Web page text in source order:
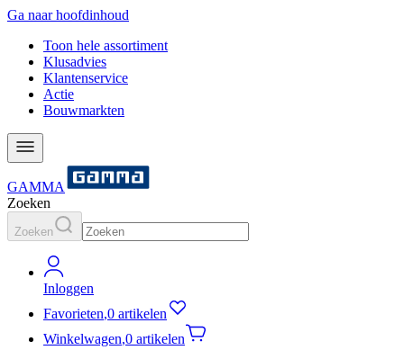
Ga naar hoofdinhoud
Toon hele assortiment
Klusadvies
Klantenservice
Actie
Bouwmarkten
GAMMA
Zoeken
Zoeken
Inloggen
Favorieten,0 artikelen
Winkelwagen,0 artikelen